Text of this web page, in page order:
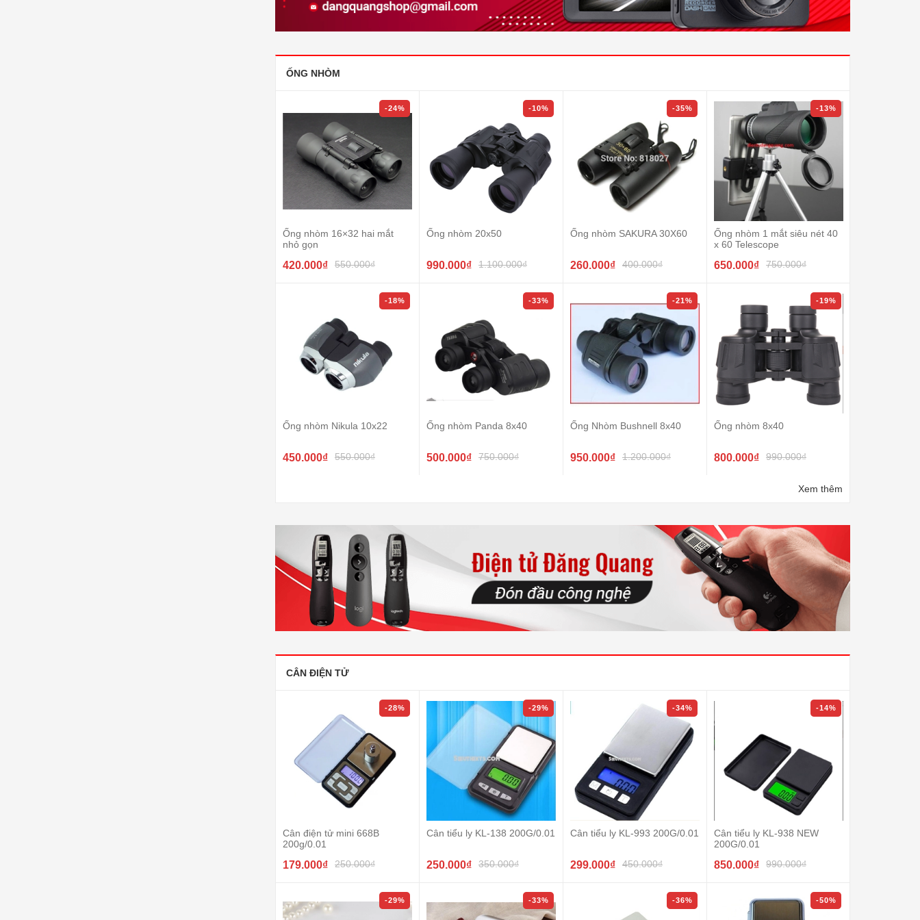
ỐNG NHÒM
-24%
Ống nhòm 16×32 hai mắt
nhỏ gọn
420.000₫ 550.000₫
-18%
Ống nhòm Nikula 10x22
450.000₫ 550.000₫
-10%
Ống nhòm 20x50
990.000₫ 1.100.000₫
-33%
Ống nhòm Panda 8x40
500.000₫ 750.000₫
-35%
Ống nhòm SAKURA 30X60
260.000₫ 400.000₫
-21%
Ống Nhòm Bushnell 8x40
950.000₫ 1.200.000₫
-13%
Ống nhòm 1 mắt siêu nét 40
x 60 Telescope
650.000₫ 750.000₫
-19%
Ống nhòm 8x40
800.000₫ 990.000₫
Xem thêm
CÂN ĐIỆN TỬ
-28%
Cân điện tử mini 668B
200g/0.01
179.000₫ 250.000₫
-29%
-29%
Cân tiểu ly KL-138 200G/0.01
250.000₫ 350.000₫
-33%
-34%
Cân tiểu ly KL-993 200G/0.01
299.000₫ 450.000₫
-36%
-14%
Cân tiểu ly KL-938 NEW
200G/0.01
850.000₫ 990.000₫
-50%